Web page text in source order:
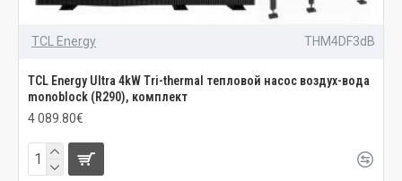
TCL Energy THM4DF3dB
TCL Energy Ultra 4kW Tri-thermal тепловой насос воздух-вода
monoblock (R290), комплект
4 089.80€